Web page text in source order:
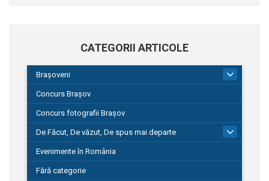
CATEGORII ARTICOLE
Brașoveni
Concurs Brașov
Concurs fotografii Brașov
De Făcut, De văzut, De spus mai departe
149
Evenimente în România
Fără categorie